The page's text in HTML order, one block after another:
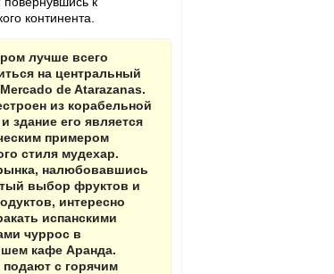
континента.
лучше всего
на центральный
de Atarazanas.
из корабельной
здание его является
примером
стиля мудехар.
налюбовавшись
выбор фруктов и
интересно
испанскими
чуррос в
кафе Аранда.
с горячим